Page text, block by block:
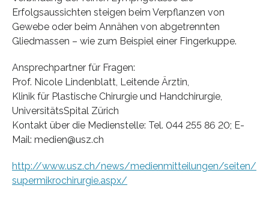
Erfolgsaussichten steigen beim Verpflanzen von
Gewebe oder beim Annähen von abgetrennten
Gliedmassen – wie zum Beispiel einer Fingerkuppe.
Ansprechpartner für Fragen:
Prof. Nicole Lindenblatt, Leitende Ärztin,
Klinik für Plastische Chirurgie und Handchirurgie,
UniversitätsSpital Zürich
Kontakt über die Medienstelle: Tel. 044 255 86 20; E-
Mail: medien@usz.ch
http://www.usz.ch/news/medienmitteilungen/seiten/
supermikrochirurgie.aspx/